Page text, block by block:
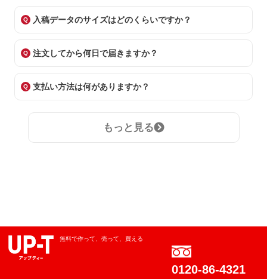
入稿データのサイズはどのくらいですか？
注文してから何日で届きますか？
支払い方法は何がありますか？
もっと見る
無料で作って、売って、買える
0120-86-4321